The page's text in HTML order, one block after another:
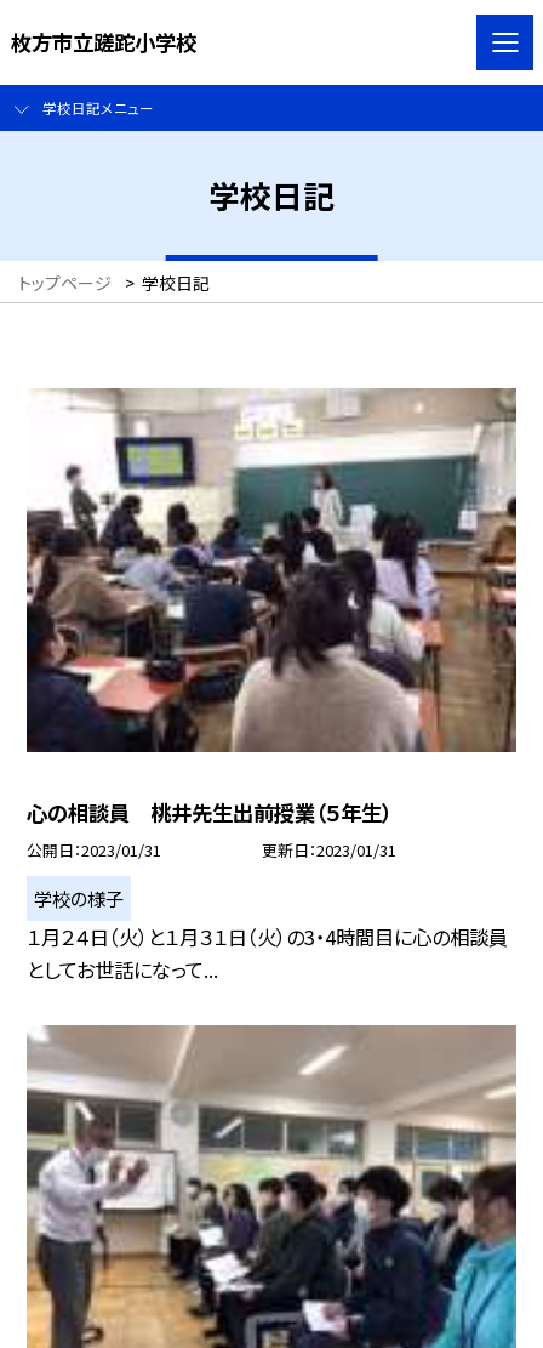
枚方市立蹉跎小学校
学校日記メニュー
学校日記
トップページ > 学校日記
心の相談員 桃井先生出前授業（５年生）
公開日 2023/01/31 更新日 2023/01/31
学校の様子
１月２４日（火）と１月３１日（火）の3・4時間目に心の相談員
としてお世話になって...